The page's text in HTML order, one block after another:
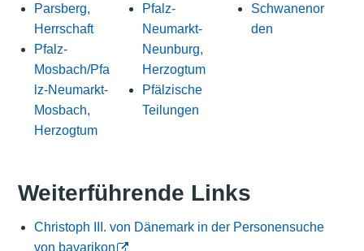
Parsberg,
Herrschaft
Pfalz-
Mosbach/Pfa
lz-Neumarkt-
Mosbach,
Herzogtum
Pfalz-
Neumarkt-
Neunburg,
Herzogtum
Pfälzische
Teilungen
Schwanenor
den
Weiterführende Links
Christoph III. von Dänemark in der Personensuche
von bavarikon